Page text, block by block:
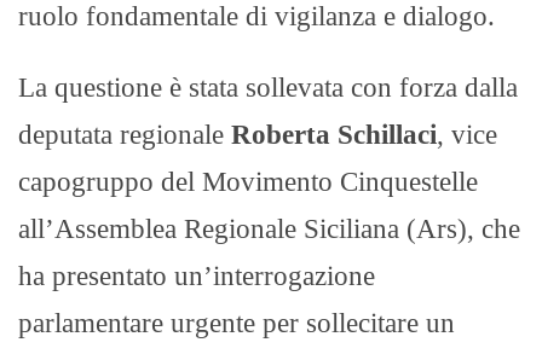
ruolo fondamentale di vigilanza e dialogo.
La questione è stata sollevata con forza dalla
deputata regionale Roberta Schillaci, vice
capogruppo del Movimento Cinquestelle
all’Assemblea Regionale Siciliana (Ars), che
ha presentato un’interrogazione
parlamentare urgente per sollecitare un